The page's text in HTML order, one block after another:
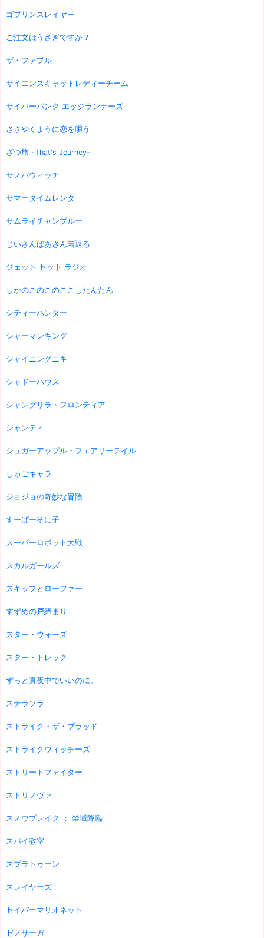
ゴブリンスレイヤー
ご注文はうさぎですか？
ザ・ファブル
サイエンスキャットレディーチーム
サイバーパンク エッジランナーズ
ささやくように恋を唄う
ざつ旅 -That's Journey-
サノバウィッチ
サマータイムレンダ
サムライチャンプルー
じいさんばあさん若返る
ジェット セット ラジオ
しかのこのこのここしたんたん
シティーハンター
シャーマンキング
シャイニングニキ
シャドーハウス
シャングリラ・フロンティア
シャンティ
シュガーアップル・フェアリーテイル
しゅごキャラ
ジョジョの奇妙な冒険
すーぱーそに子
スーパーロボット大戦
スカルガールズ
スキップとローファー
すずめの戸締まり
スター・ウォーズ
スター・トレック
ずっと真夜中でいいのに。
ステラソラ
ストライク・ザ・ブラッド
ストライクウィッチーズ
ストリートファイター
ストリノヴァ
スノウブレイク ： 禁域降臨
スパイ教室
スプラトゥーン
スレイヤーズ
セイバーマリオネット
ゼノサーガ